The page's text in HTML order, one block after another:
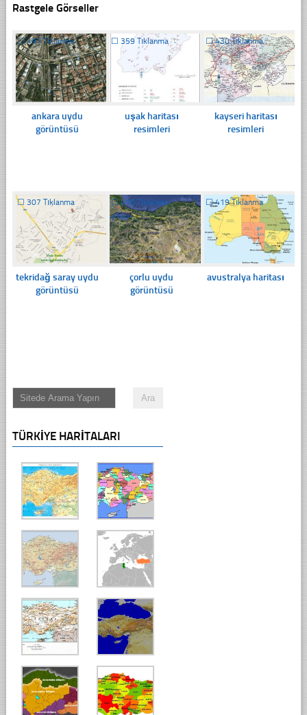
Rastgele Görseller
☐497 Tıklanma
ankara uydu
görüntüsü
☐ 359 Tıklanma
uşak haritası
resimleri
☐430 Tıklanma
kayseri haritası
resimleri
☐ 307 Tıklanma
tekridağ saray uydu
görüntüsü
☐418 Tıklanma
çorlu uydu
görüntüsü
☐419 Tıklanma
avustralya haritası
TÜRKIYE HARITALARI